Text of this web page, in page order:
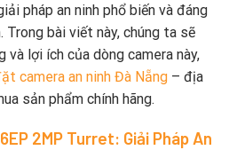
pháp an ninh phổ biến và đáng
Trong bài viết này, chúng ta sẽ
và lợi ích của dòng camera này,
camera an ninh Đà Nẵng – địa
sản phẩm chính hãng.
2MP Turret: Giải Pháp An